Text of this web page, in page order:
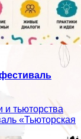
и тьюторства
«Тьюторская